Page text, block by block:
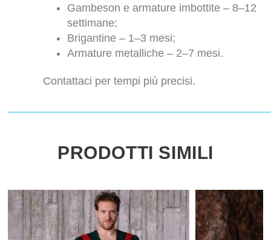
Gambeson e armature imbottite – 8–12
settimane;
Brigantine – 1–3 mesi;
Armature metalliche – 2–7 mesi.
Contattaci per tempi più precisi.
PRODOTTI SIMILI